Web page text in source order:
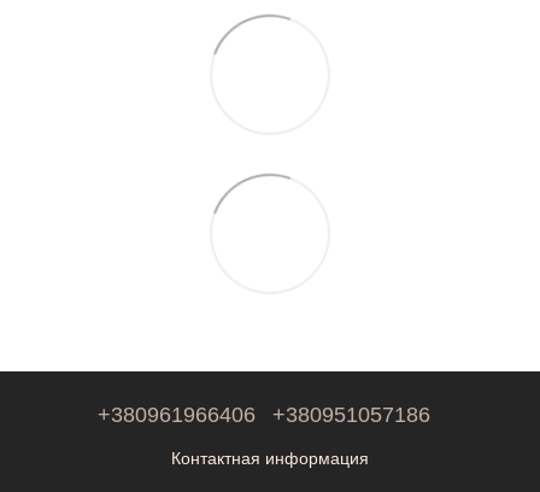
+380961966406 +380951057186
Контактная информация